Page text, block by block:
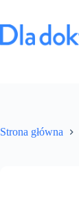
Strona główna